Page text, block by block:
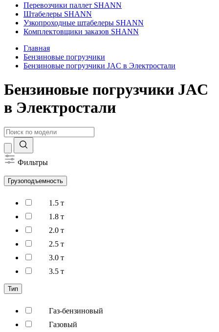
Перевозчики паллет SHANN
Штабелеры SHANN
Узкопроходные штабелеры SHANN
Комплектовщики заказов SHANN
Главная
Бензиновые погрузчики
Бензиновые погрузчики JAC в Электростали
Бензиновые погрузчики JAC
в Электростали
Фильтры
Грузоподъемность
1.5 т
1.8 т
2.0 т
2.5 т
3.0 т
3.5 т
Тип
Газ-бензиновый
Газовый